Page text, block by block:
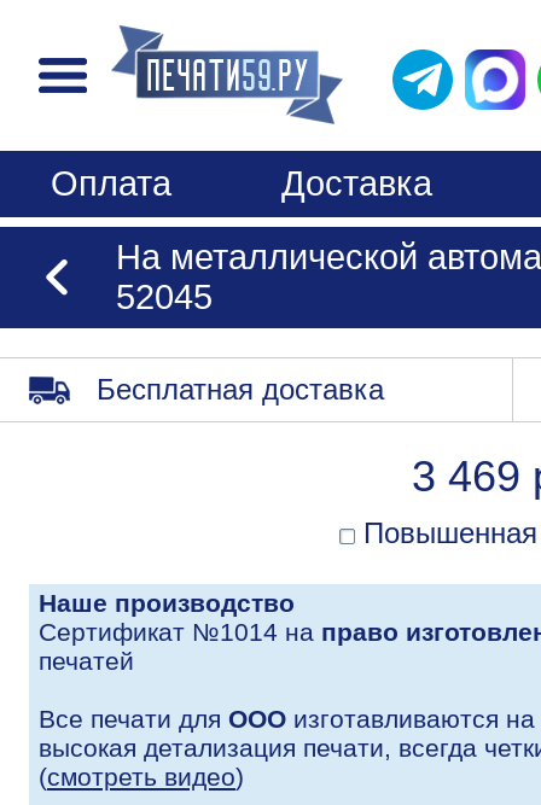
Оплата
Доставка
На металлической
52045
Бесплатная доставка
3 469
Повышенная
Наше производство
Сертификат №1014 на право
печатей
Все печати для ООО изготавливаются
высокая детализация печати, всегда
(смотреть видео)